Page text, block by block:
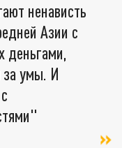
ненависть
Азии с
деньгами,
за умы. И